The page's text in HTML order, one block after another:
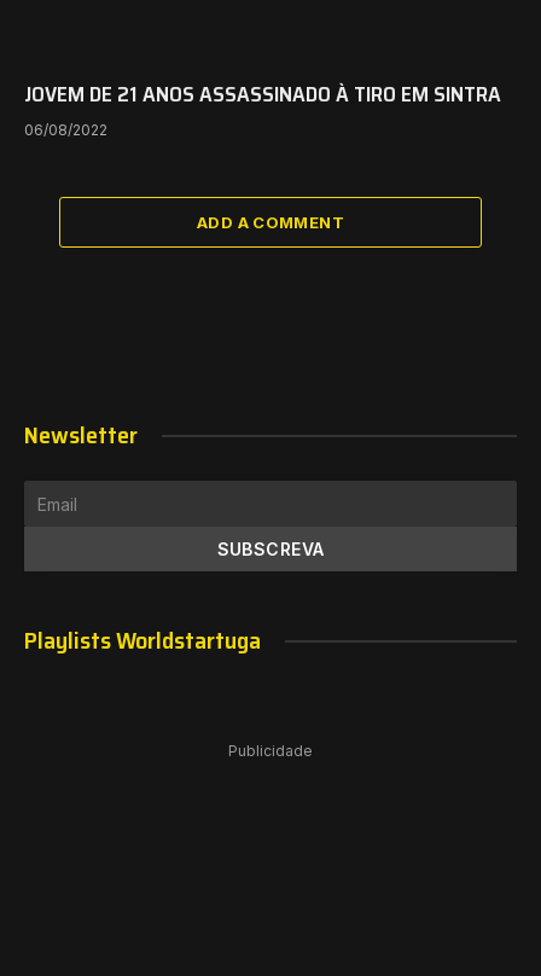
JOVEM DE 21 ANOS ASSASSINADO À TIRO EM SINTRA
06/08/2022
ADD A COMMENT
Newsletter
Playlists Worldstartuga
Publicidade